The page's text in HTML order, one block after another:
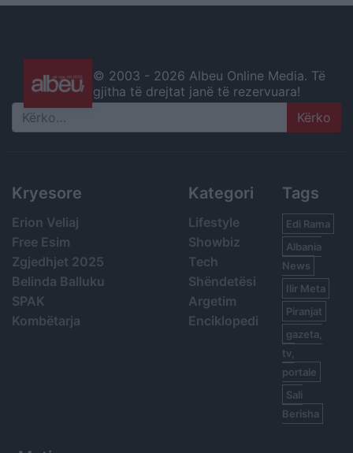
© 2003 - 2026 Albeu Online Media. Të
gjitha të drejtat janë të rezervuara!
Search
Kryesore
Erion Veliaj
Free Esim
Zgjedhjet 2025
Belinda Balluku
SPAK
Kombëtarja
Kategori
Lifestyle
Showbiz
Tech
Shëndetësi
Argetim
Enciklopedi
Tags
Edi Rama
Albania
News
Ilir Meta
Piranjat
gazeta,
tv,
portale
Sali
Berisha